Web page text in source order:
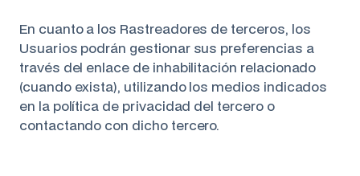
En cuanto a los Rastreadores de terceros, los
Usuarios podrán gestionar sus preferencias a
través del enlace de inhabilitación relacionado
(cuando exista), utilizando los medios indicados
en la política de privacidad del tercero o
contactando con dicho tercero.